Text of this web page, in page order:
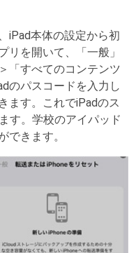
iPad本体の設定から初
リを開いて、「一般」
「すべてのコンテンツ
のパスコードを入力し
ます。これでiPadのス
す。学校のアイパッド
できます。